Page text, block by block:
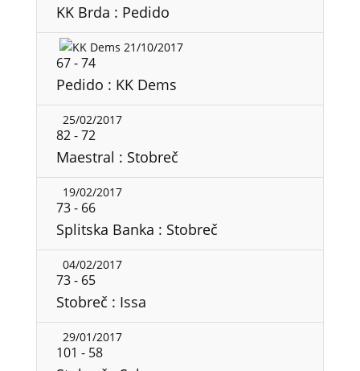
KK Brda : Pedido
21/10/2017
67-74
Pedido : KK Dems
25/02/2017
82-72
Maestral : Stobreč
19/02/2017
73- 66
Splitska Banka : Stobreč
04/02/2017
73- 65
Stobreč : Issa
29/01/2017
101 - 58